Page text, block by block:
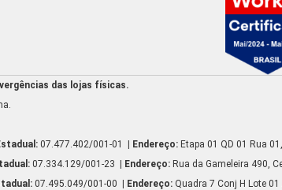
das lojas físicas.
07.477.402/001-01 | Endereço: Etapa 01 QD 01 Rua
07.334.129/001-23 | Endereço: Rua da Gameleira 490,
07.495.049/001-00 | Endereço: Quadra 7 Conj H Lote